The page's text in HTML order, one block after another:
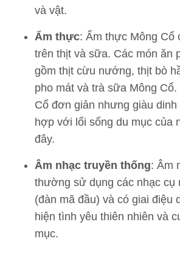
và vật.
Ẩm thực: Ẩm thực Mông Cổ
trên thịt và sữa. Các món ăn
gồm thịt cừu nướng, thịt bò
pho mát và trà sữa Mông
Cổ đơn giản nhưng giàu
hợp với lối sống du mục của
đây.
Âm nhạc truyền thống: Âm
thường sử dụng các nhạc cụ
(đàn mã đầu) và có giai điệu
hiện tình yêu thiên nhiên và
mục.